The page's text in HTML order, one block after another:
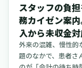
体的に示している在
方にとって、直接的
あっても、それが施
イトや求人票に載っ
師の方々の心に届く
スタッフの負
務カイゼン案
入から未収金
外来の混雑、慢性的
題のなかで、患者さ